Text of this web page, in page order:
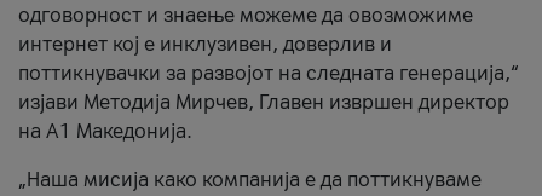
одговорност и знаење можеме да овозможиме
интернет кој е инклузивен, доверлив и
поттикнувачки за развојот на следната генерација,“
изјави Методија Мирчев, Главен извршен директор
на А1 Македонија.
„Наша мисија како компанија е да поттикнуваме